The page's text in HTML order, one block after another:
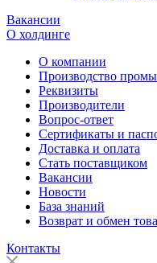
Вакансии
О холдинге
О компании
Производство
Реквизиты
Производители
Вопрос-ответ
Сертификаты и
Доставка и оплата
Стать поставщиком
Вакансии
Новости
База знаний
Возврат и обмен
Контакты